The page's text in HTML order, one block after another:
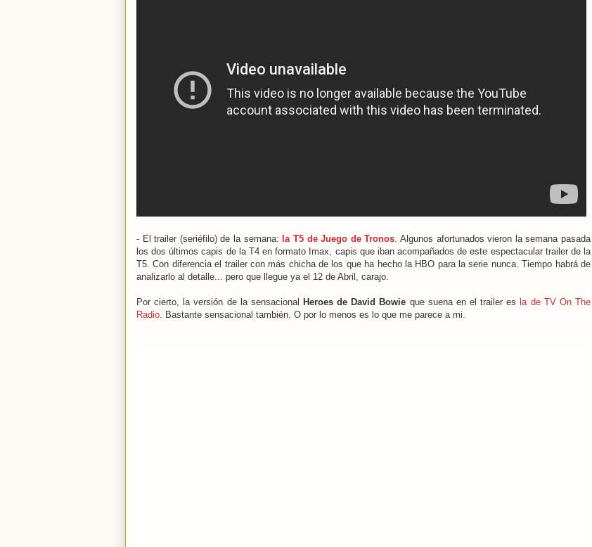
- El trailer (seriéfilo) de la semana: la T5 de Juego de Tronos. Algunos afortunados vieron la semana pasada
los dos últimos capis de la T4 en formato Imax, capis que iban acompañados de este espectacular trailer de la
T5. Con diferencia el trailer con más chicha de los que ha hecho la HBO para la serie nunca. Tiempo habrá de
analizarlo al detalle... pero que llegue ya el 12 de Abril, carajo.
Por cierto, la versión de la sensacional Heroes de David Bowie que suena en el trailer es la de TV On The
Radio. Bastante sensacional también. O por lo menos es lo que me parece a mi.